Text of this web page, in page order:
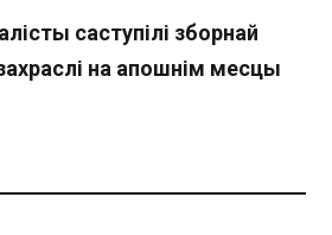
саступілі зборнай
на апошнім месцы